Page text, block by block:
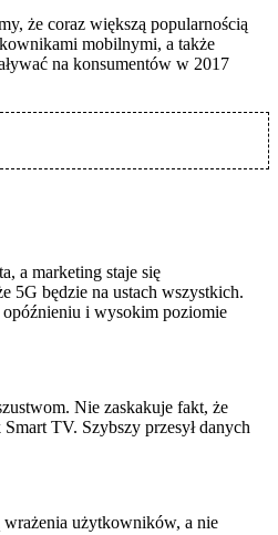
że coraz większą popularnością
mobilnymi, a także
na konsumentów w 2017
a marketing staje się
5G będzie na ustach wszystkich.
opóźnieniu i wysokim poziomie
Nie zaskakuje fakt, że
TV. Szybszy przesył danych
użytkowników, a nie